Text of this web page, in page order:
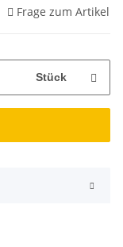
Frage zum Artikel
Stück